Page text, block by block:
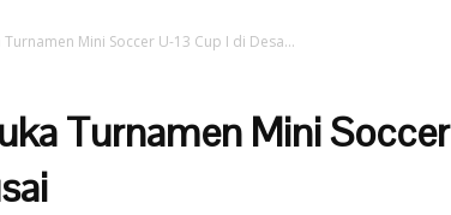
Turnamen Mini Soccer U-13 Cup I di Desa...
Turnamen Mini Soccer